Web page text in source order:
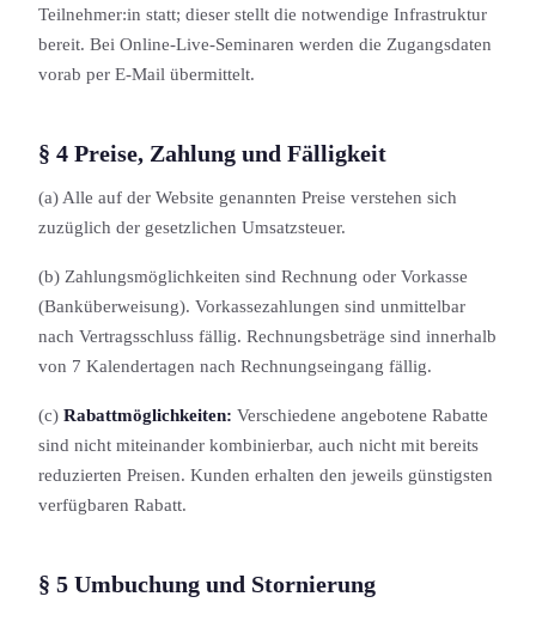
Teilnehmer:in statt; dieser stellt die notwendige Infrastruktur
bereit. Bei Online-Live-Seminaren werden die Zugangsdaten
vorab per E-Mail übermittelt.
§ 4 Preise, Zahlung und Fälligkeit
(a) Alle auf der Website genannten Preise verstehen sich
zuzüglich der gesetzlichen Umsatzsteuer.
(b) Zahlungs­möglichkeit­en sind Rechnung oder Vorkasse
(Banküberweisung). Vorkassezahlung­en sind unmittelbar
nach Vertragsschluss fällig. Rechnungs­beträge sind innerhalb
von 7 Kalendertagen nach Rechnungs­eingang fällig.
(c) Rabattmöglichkeit­en: Verschiedene angebotene Rabatte
sind nicht miteinander kombinierbar, auch nicht mit bereits
reduzierten Preisen. Kunden erhalten den jeweils günstigsten
verfügbaren Rabatt.
§ 5 Umbuchung und Stornierung